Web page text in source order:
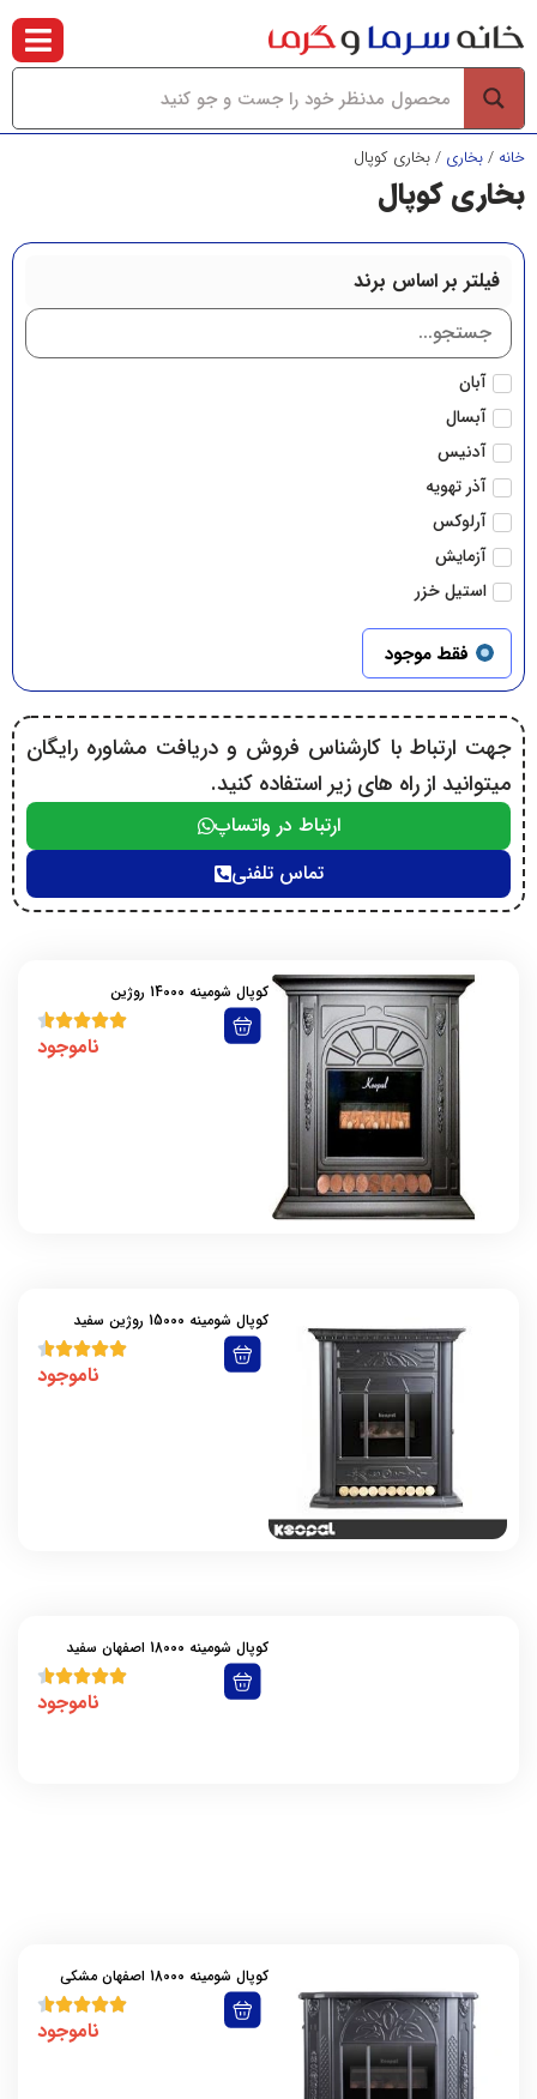
خانه /بخاري / بخاري كوپال
بخاري كوپال
فیلتر بر اساس برند
آبان
آبسال
آدنیس
آذر تهویه
آرلوکس
آزمایش
استیل خزر
امید
انرژی
ایران شرق
برفاب
بکولوس
پلار
توربو
توربو گلد
جبال
جنرال
جهان افروز
جهان پارس
سایوا گستر
سپهر الکتریک
شعله طلایی
کانی بل
کاوه کویر
گرمان گاز
گلدن لوکس
فقط موجود
جهت ارتباط با کارشناس فروش و دریافت مشاوره رایگان
میتوانید از راه های زیر استفاده کنید.
ارتباط در واتساپ
تماس تلفنی
کوپال شومینه 14000 روژین
ناموجود
کوپال شومینه 15000 روژین سفید
ناموجود
کوپال شومینه 18000 اصفهان سفید
ناموجود
کوپال شومینه 18000 اصفهان مشکی
ناموجود